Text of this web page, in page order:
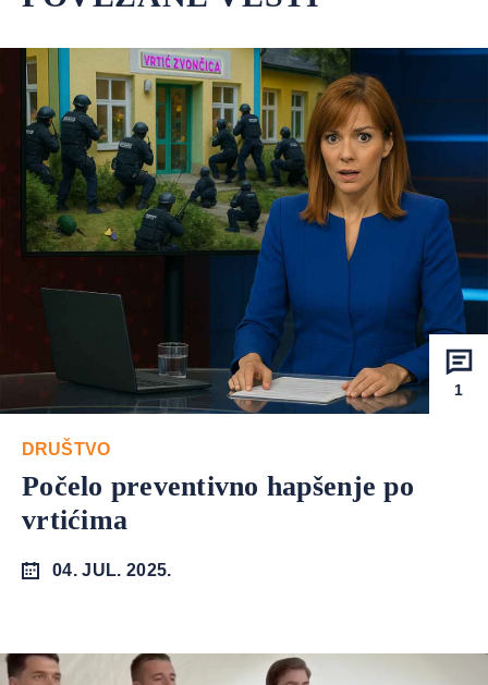
1
DRUŠTVO
Počelo preventivno hapšenje po
vrtićima
04. JUL. 2025.